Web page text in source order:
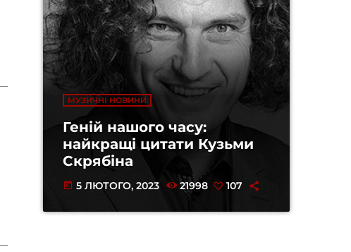
МУЗИЧНІ НОВИНИ
Геній нашого часу:
найкращі цитати Кузьми
Скрябіна
today 5 ЛЮТОГО, 2023 21998 107